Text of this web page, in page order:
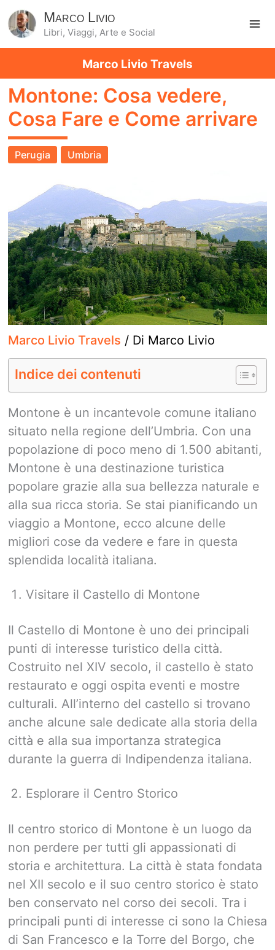
Marco Livio
Libri, Viaggi, Arte e Social
Marco Livio Travels
Montone: Cosa vedere,
Cosa Fare e Come arrivare
Perugia Umbria
Marco Livio Travels / Di Marco Livio
Indice dei contenuti
Montone è un incantevole comune italiano
situato nella regione dell’Umbria. Con una
popolazione di poco meno di 1.500 abitanti,
Montone è una destinazione turistica
popolare grazie alla sua bellezza naturale e
alla sua ricca storia. Se stai pianificando un
viaggio a Montone, ecco alcune delle
migliori cose da vedere e fare in questa
splendida località italiana.
Visitare il Castello di Montone
Il Castello di Montone è uno dei principali
punti di interesse turistico della città.
Costruito nel XIV secolo, il castello è stato
restaurato e oggi ospita eventi e mostre
culturali. All’interno del castello si trovano
anche alcune sale dedicate alla storia della
città e alla sua importanza strategica
durante la guerra di Indipendenza italiana.
Esplorare il Centro Storico
Il centro storico di Montone è un luogo da
non perdere per tutti gli appassionati di
storia e architettura. La città è stata fondata
nel XII secolo e il suo centro storico è stato
ben conservato nel corso dei secoli. Tra i
principali punti di interesse ci sono la Chiesa
di San Francesco e la Torre del Borgo, che